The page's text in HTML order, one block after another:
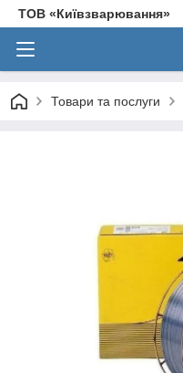
ТОВ «Київзварювання»
Товари та послуги